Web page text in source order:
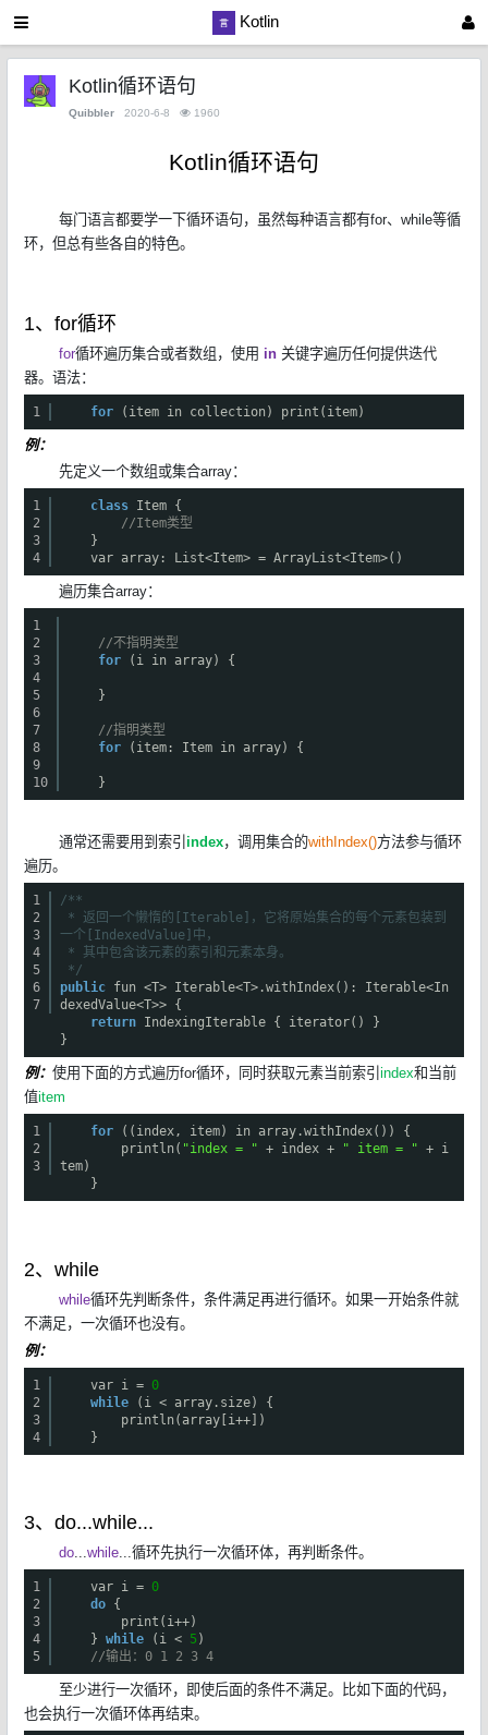
Kotlin
Kotlin循环语句
Quibbler 2020-6-8 1960
Kotlin循环语句
每门语言都要学一下循环语句，虽然每种语言都有for、while等循
环，但总有些各自的特色。
1、for循环
for循环遍历集合或者数组，使用 in 关键字遍历任何提供迭代
器。语法：
1 for (item in collection) print(item)
例：
先定义一个数组或集合array：
1
2
3
4
class Item {
//Item类型
}
var array: List<Item> = ArrayList<Item>()
遍历集合array：
1
2
3
4
5
6
7
8
9
10
//不指明类型
for
(i in array) {
}
//指明类型
for
(item: Item in array) {
}
通常还需要用到索引 index，调用集合的withIndex()方法参与循环
遍历。
1
2
3
4
5
6
7
/**
* 返回一个懒惰的[Iterable]，它将原始集合的每个元素包装到
一个[IndexedValue]中，
* 其中包含该元素的索引和元素本身。
*/
public fun <T> Iterable<T>.withIndex(): Iterable<In
dexedValue<T>> {
return IndexingIterable { iterator() }
}
例： 使用下面的方式遍历for循环，同时获取元素当前索引 index和当前
值item
1
2
3
for
((index, item) in array.withIndex()) {
println( "index = " + index + " item = " + i
tem)
}
2、while
while循环先判断条件，条件满足再进行循环。如果一开始条件就
不满足，一次循环也没有。
例：
1
2
3
4
var i = 0
while
(i < array.size) {
println(array[i++])
}
3、do...while...
do...while...循环先执行一次循环体，再判断条件。
1
2
3
4
5
var i = 0
do {
print(i++)
} while (i < 5 )
//输出：0 1 2 3 4
至少进行一次循环，即使后面的条件不满足。比如下面的代码，
也会执行一次循环体再结束。